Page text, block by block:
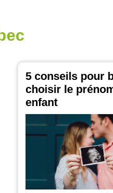
5 conseils pour
choisir le
enfant